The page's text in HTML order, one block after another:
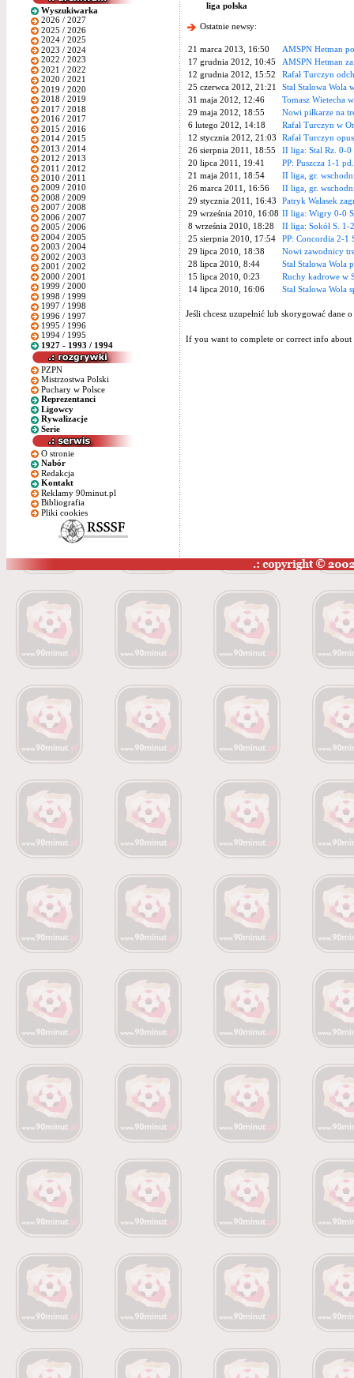
Wyszukiwarka
2026 / 2027
2025 / 2026
2024 / 2025
2023 / 2024
2022 / 2023
2021 / 2022
2020 / 2021
2019 / 2020
2018 / 2019
2017 / 2018
2016 / 2017
2015 / 2016
2014 / 2015
2013 / 2014
2012 / 2013
2011 / 2012
2010 / 2011
2009 / 2010
2008 / 2009
2007 / 2008
2006 / 2007
2005 / 2006
2004 / 2005
2003 / 2004
2002 / 2003
2001 / 2002
2000 / 2001
1999 / 2000
1998 / 1999
1997 / 1998
1996 / 1997
1995 / 1996
1994 / 1995
1927 - 1993 / 1994
PZPN
Mistrzostwa Polski
Puchary w Polsce
Reprezentanci
Ligowcy
Rywalizacje
Serie
O stronie
Nabór
Redakcja
Kontakt
Reklamy 90minut.pl
Bibliografia
Pliki cookies
liga polska
Ostatnie newsy:
21 marca 2013, 16:50
AMSPN Hetman
17 grudnia 2012, 10:45
AMSPN Hetman
12 grudnia 2012, 15:52
Rafał Turczyn
25 czerwca 2012, 21:21
Stal Stalowa Wola
31 maja 2012, 12:46
Tomasz Wietecha
29 maja 2012, 18:55
Nowi piłkarze na
6 lutego 2012, 14:18
Rafał Turczyn w
12 stycznia 2012, 21:03
Rafał Turczyn
26 sierpnia 2011, 18:55
II liga: Stal Rz. 0-0
20 lipca 2011, 19:41
PP: Puszcza 1-1
21 maja 2011, 18:54
II liga, gr.
26 marca 2011, 16:56
II liga, gr.
29 stycznia 2011, 16:43
Patryk Walasek
29 września 2010, 16:08 II liga: Wigry 0-0
8 września 2010, 18:28
II liga: Sokół S. 1-
25 sierpnia 2010, 17:54
PP: Concordia 2-1
29 lipca 2010, 18:38
Nowi zawodnicy
28 lipca 2010, 8:44
Stal Stalowa Wola
15 lipca 2010, 0:23
Ruchy kadrowe w
14 lipca 2010, 16:06
Stal Stalowa Wola
Jeśli chcesz uzupełnić lub skorygować
If you want to complete or correct info